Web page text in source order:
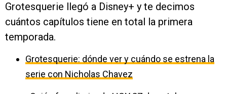
Grotesquerie llegó a Disney+ y te decimos
cuántos capítulos tiene en total la primera
temporada.
Grotesquerie: dónde ver y cuándo se estrena la
serie con Nicholas Chavez